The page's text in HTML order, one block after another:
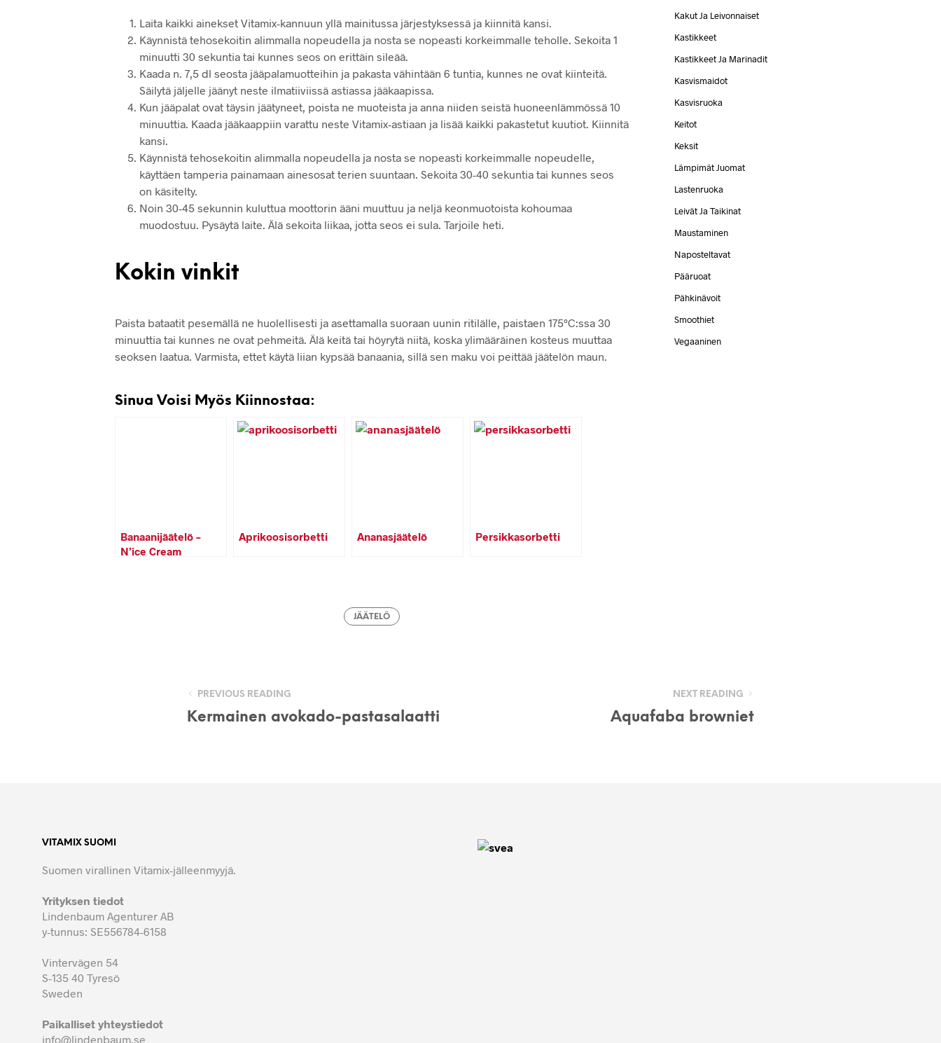
Laita kaikki ainekset Vitamix-kannuun yllä mainitussa järjestyksessä ja kiinnitä kansi.
Käynnistä tehosekoitin alimmalla nopeudella ja nosta se nopeasti korkeimmalle teholle. Sekoita 1
minuutti 30 sekuntia tai kunnes seos on erittäin sileää.
Kaada n. 7,5 dl seosta jääpalamuotteihin ja pakasta vähintään 6 tuntia, kunnes ne ovat kiinteitä.
Säilytä jäljelle jäänyt neste ilmatiiviissä astiassa jääkaapissa.
Kun jääpalat ovat täysin jäätyneet, poista ne muoteista ja anna niiden seistä huoneenlämmössä 10
minuuttia. Kaada jääkaappiin varattu neste Vitamix-astiaan ja lisää kaikki pakastetut kuutiot. Kiinnitä
kansi.
Käynnistä tehosekoitin alimmalla nopeudella ja nosta se nopeasti korkeimmalle nopeudelle,
käyttäen tamperia painamaan ainesosat terien suuntaan. Sekoita 30-40 sekuntia tai kunnes seos
on käsitelty.
Noin 30-45 sekunnin kuluttua moottorin ääni muuttuu ja neljä keonmuotoista kohoumaa
muodostuu. Pysäytä laite. Älä sekoita liikaa, jotta seos ei sula. Tarjoile heti.
Kokin vinkit
Paista bataatit pesemällä ne huolellisesti ja asettamalla suoraan uunin ritilälle, paistaen 175°C:ssa 30
minuuttia tai kunnes ne ovat pehmeitä. Älä keitä tai höyrytä niitä, koska ylimääräinen kosteus muuttaa
seoksen laatua. Varmista, ettet käytä liian kypsää banaania, sillä sen maku voi peittää jäätelön maun.
Sinua Voisi Myös Kiinnostaa:
Banaanijäätelö –
N’ice Cream
Aprikoosisorbetti Ananasjäätelö Persikkasorbetti
JÄÄTELÖ
Kakut Ja Leivonnaiset
Kastikkeet
Kastikkeet Ja Marinadit
Kasvismaidot
Kasvisruoka
Keitot
Keksit
Lämpimät Juomat
Lastenruoka
Leivät Ja Taikinat
Maustaminen
Naposteltavat
Pääruoat
Pähkinävoit
Smoothiet
Vegaaninen
PREVIOUS READING
Kermainen avokado-pastasalaatti
NEXT READING
Aquafaba browniet
VITAMIX SUOMI
Suomen virallinen Vitamix-jälleenmyyjä.
Yrityksen tiedot
Lindenbaum Agenturer AB
y-tunnus: SE556784-6158
Vintervägen 54
S-135 40 Tyresö
Sweden
Paikalliset yhteystiedot
info@lindenbaum.se